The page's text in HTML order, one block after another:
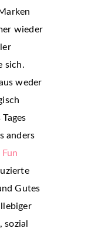
wieder
sich.
weder
anders
Fun
Gutes
sozial